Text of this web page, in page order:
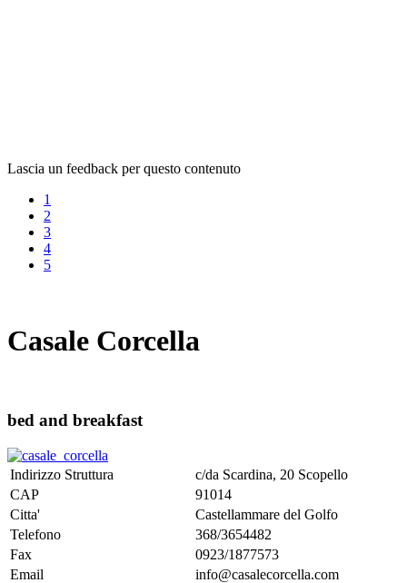
Lascia un feedback per questo contenuto
1
2
3
4
5
Casale Corcella
bed and breakfast
Indirizzo Struttura
c/da Scardina, 20 Scopello
CAP
91014
Citta'
Castellammare del Golfo
Telefono
368/3654482
Fax
0923/1877573
Email
info@casalecorcella.com